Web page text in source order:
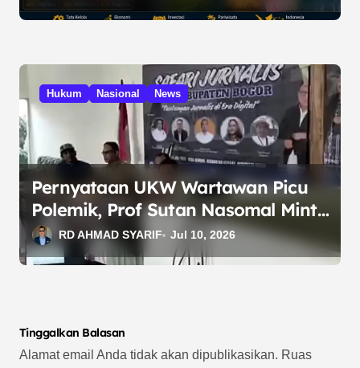
Hukum Nasional News
Pernyataan UKW Wartawan Picu
Polemik, Prof Sutan Nasomal Minta
PWI Bogor Klarifikasi
RD AHMAD SYARIF Jul 10, 2026
Tinggalkan Balasan
Alamat email Anda tidak akan dipublikasikan. Ruas